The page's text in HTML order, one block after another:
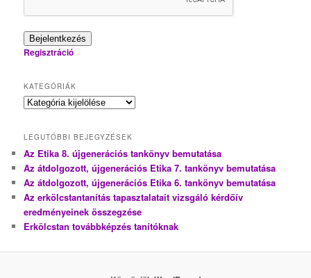
Bejelentkezés
Regisztráció
KATEGÓRIÁK
Kategóriák
LEGUTÓBBI BEJEGYZÉSEK
Az Etika 8. újgenerációs tankönyv bemutatása
Az átdolgozott, újgenerációs Etika 7. tankönyv bemutatása
Az átdolgozott, újgenerációs Etika 6. tankönyv bemutatása
Az erkölcstantanítás tapasztalatait vizsgáló kérdőív
eredményeinek összegzése
Erkölcstan továbbképzés tanítóknak